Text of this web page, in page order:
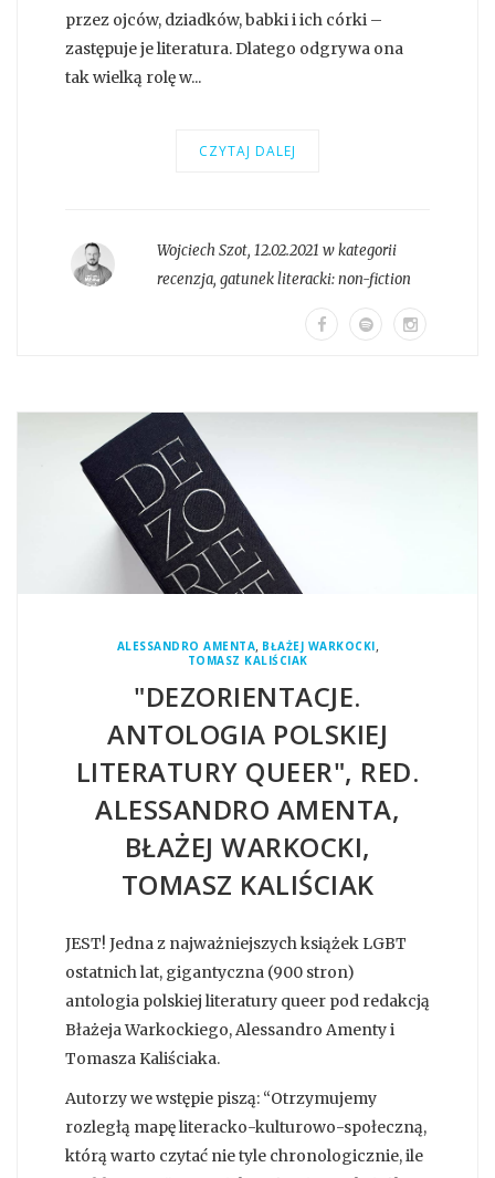
przez ojców, dziadków, babki i ich córki –
zastępuje je literatura. Dlatego odgrywa ona
tak wielką rolę w...
CZYTAJ DALEJ
Wojciech Szot, 12.02.2021 w kategorii
recenzja, gatunek literacki:non-fiction
ALESSANDRO AMENTA, BŁAŻEJ WARKOCKI,
TOMASZ KALIŚCIAK
"DEZORIENTACJE.
ANTOLOGIA POLSKIEJ
LITERATURY QUEER", RED.
ALESSANDRO AMENTA,
BŁAŻEJ WARKOCKI,
TOMASZ KALIŚCIAK
JEST! Jedna z najważniejszych książek LGBT
ostatnich lat, gigantyczna (900 stron)
antologia polskiej literatury queer pod redakcją
Błażeja Warkockiego, Alessandro Amenty i
Tomasza Kaliściaka.
Autorzy we wstępie piszą: “Otrzymujemy
rozległą mapę literacko-kulturowo-społeczną,
którą warto czytać nie tyle chronologicznie, ile